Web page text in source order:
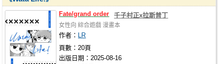
Fate/grand order 千子村正x拉斯普丁
女性向 綜合遊戲 漫畫本
作者： LR
頁數：20頁
出版日期：2025-08-16